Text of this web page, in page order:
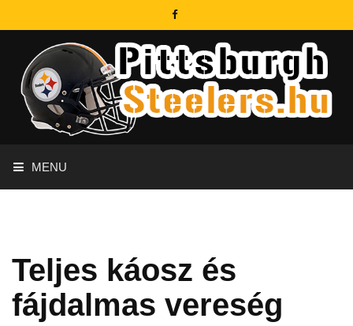
MENU
Teljes káosz és
fájdalmas vereség